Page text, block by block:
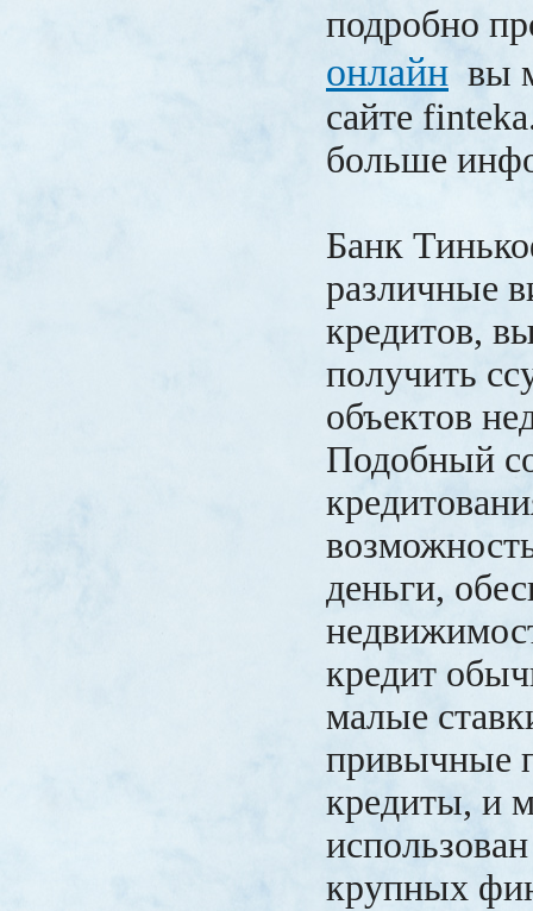
подробно
онлайн вы
сайте
больше
Банк
различные
кредитов,
получить
объектов
Подобный
деньги,
кредит
малые
привычные
кредиты, и
крупных